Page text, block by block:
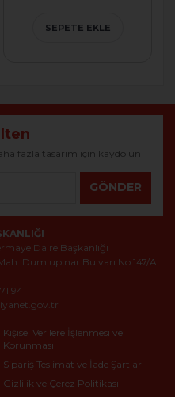
SEPETE EKLE
fazla tasarım için kaydolun
GÖNDER
Daire Başkanlığı
Dumlupınar Bulvarı No:147/A
94
Kişisel Verilere İşlenmesi ve
Korunması
Sipariş Teslimat ve İade Şartları
Gizlilik ve Çerez Politikası